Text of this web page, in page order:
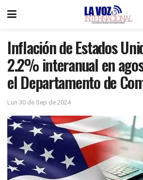
Inflación de Estados
2.2% interanual en
el Departamento de
Lun 30 de Sep de 2024